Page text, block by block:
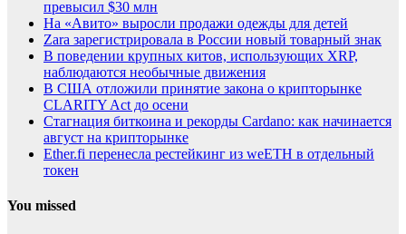
превысил $30 млн
На «Авито» выросли продажи одежды для детей
Zara зарегистрировала в России новый товарный знак
В поведении крупных китов, использующих XRP,
наблюдаются необычные движения
В США отложили принятие закона о крипторынке
CLARITY Act до осени
Стагнация биткоина и рекорды Cardano: как начинается
август на крипторынке
Ether.fi перенесла рестейкинг из weETH в отдельный
токен
You missed